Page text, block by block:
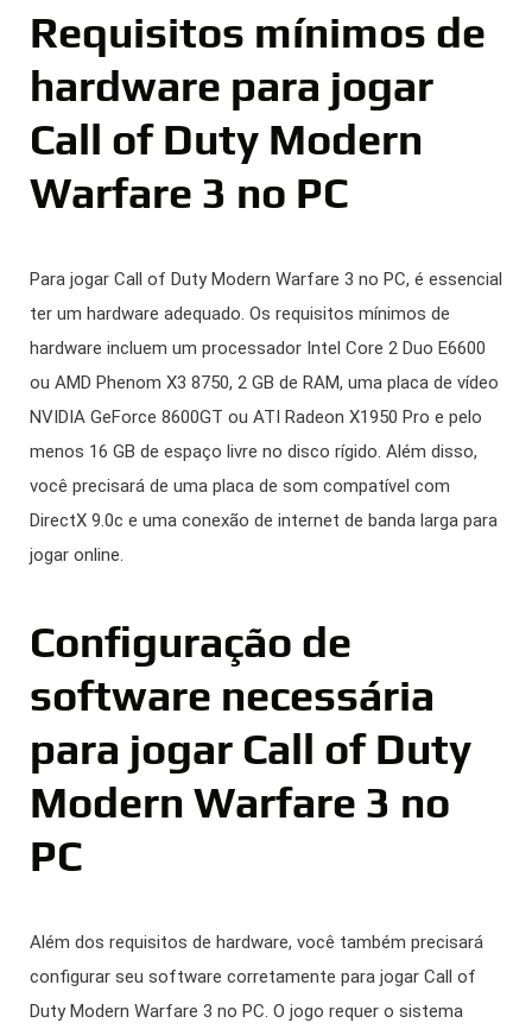
Requisitos mínimos de
hardware para jogar
Call of Duty Modern
Warfare 3 no PC
Para jogar Call of Duty Modern Warfare 3 no PC, é essencial
ter um hardware adequado. Os requisitos mínimos de
hardware incluem um processador Intel Core 2 Duo E6600
ou AMD Phenom X3 8750, 2 GB de RAM, uma placa de vídeo
NVIDIA GeForce 8600GT ou ATI Radeon X1950 Pro e pelo
menos 16 GB de espaço livre no disco rígido. Além disso,
você precisará de uma placa de som compatível com
DirectX 9.0c e uma conexão de internet de banda larga para
jogar online.
Configuração de
software necessária
para jogar Call of Duty
Modern Warfare 3 no
PC
Além dos requisitos de hardware, você também precisará
configurar seu software corretamente para jogar Call of
Duty Modern Warfare 3 no PC. O jogo requer o sistema